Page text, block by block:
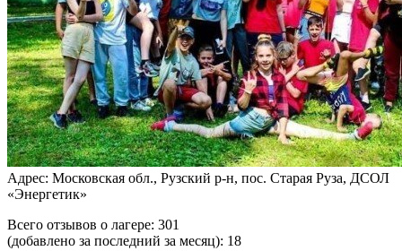
Адрес: Московская обл., Рузский р-н, пос. Старая Руза, ДСОЛ
«Энергетик»
Всего отзывов о лагере: 301
(добавлено за последний за месяц): 18